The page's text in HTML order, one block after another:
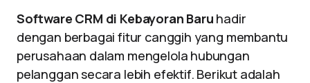
Software CRM di Kebayoran Baru hadir
dengan berbagai fitur canggih yang membantu
perusahaan dalam mengelola hubungan
pelanggan secara lebih efektif. Berikut adalah